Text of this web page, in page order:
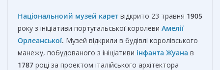
Національноий музей карет відкрито 23 травня 1905
року з ініціативи португальської королеви Амелії
Орлеанської. Музей відкрили в будівлі королівського
манежу, побудованого з ініціативи інфанта Жуана в
1787 році за проектом італійського архітектора